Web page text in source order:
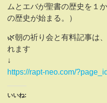
ムとエバが聖書の歴史を１
の歴史が始まる。）
🌿朝の祈り会と有料記事は
れます
↓
https://rapt-neo.com/
いいね: